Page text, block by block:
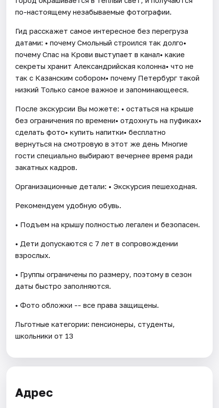
по-настоящему незабываемые фотографии.
Гид расскажет самое интересное без перегруза
датами: • почему Смольный строился так долго•
почему Спас на Крови выступает в канал• какие
секреты хранит Александрийская колонна• что не
так с Казанским собором• почему Петербург такой
низкий Только самое важное и запоминающееся.
После экскурсии Вы можете: • остаться на крыше
без ограничения по времени• отдохнуть на пуфиках•
сделать фото• купить напитки• бесплатно
вернуться на смотровую в этот же день Многие
гости специально выбирают вечернее время ради
закатных кадров.
Организационные детали: • Экскурсия пешеходная.
Рекомендуем удобную обувь.
• Подъем на крышу полностью легален и безопасен.
• Дети допускаются с 7 лет в сопровождении
взрослых.
• Группы ограничены по размеру, поэтому в сезон
даты быстро заполняются.
• Фото обложки -- все права защищены.
Льготные категории: пенсионеры, студенты,
школьники от 13
Адрес